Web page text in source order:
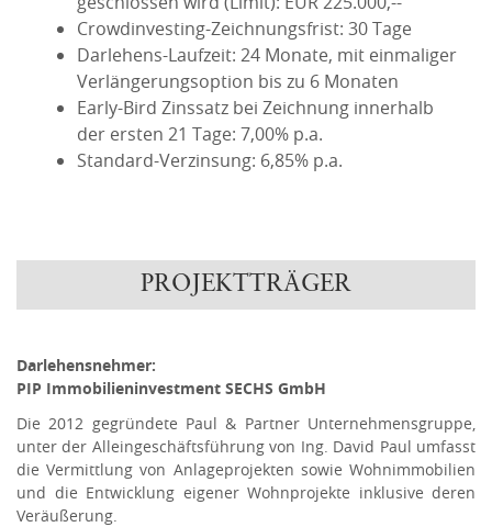
Crowdinvesting-Zeichnungsfrist: 30 Tage
Darlehens-Laufzeit: 24 Monate, mit einmaliger
Verlängerungsoption bis zu 6 Monaten
Early-Bird Zinssatz bei Zeichnung innerhalb
der ersten 21 Tage: 7,00% p.a.
Standard-Verzinsung: 6,85% p.a.
PROJEKTTRÄGER
Darlehensnehmer:
PIP Immobilieninvestment SECHS GmbH
Die 2012 gegründete Paul & Partner Unternehmensgruppe,
unter der Alleingeschäftsführung von Ing. David Paul umfasst
die Vermittlung von Anlageprojekten sowie Wohnimmobilien
und die Entwicklung eigener Wohnprojekte inklusive deren
Veräußerung.